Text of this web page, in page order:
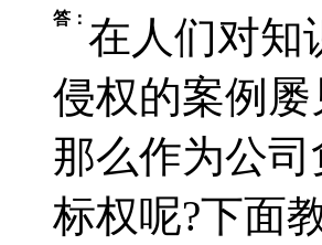
答： 在人们对知
侵权的案例
那么作为公
标权呢?下面